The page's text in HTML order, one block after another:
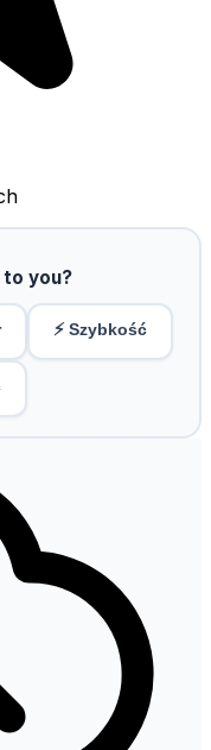
you?
⚡ Szybkość